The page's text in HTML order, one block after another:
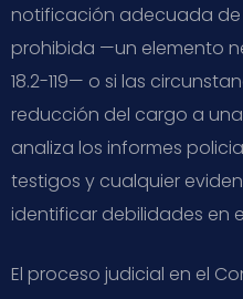
notificación adecuada
prohibida —un elemento
18.2-119— o si las
reducción del cargo a
analiza los informes
testigos y cualquier
identificar debilidades en
El proceso judicial en el